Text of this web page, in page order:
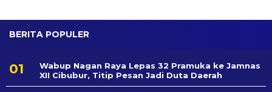
BERITA POPULER
Wabup Nagan Raya Lepas 32 Pramuka ke Jamnas
XII Cibubur, Titip Pesan Jadi Duta Daerah